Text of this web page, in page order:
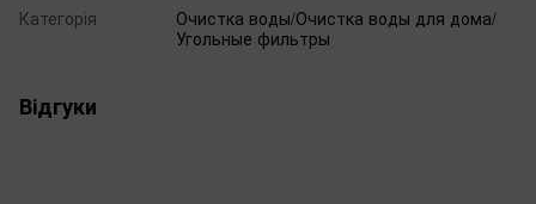
Категорія
Очистка воды/Очистка воды для дома/
Угольные фильтры
Відгуки